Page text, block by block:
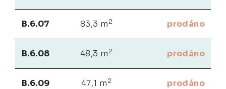
B.6.07 83,3 m 2 prodáno
B.6.08 48,3 m 2 prodáno
B.6.09 47,1 m 2 prodáno